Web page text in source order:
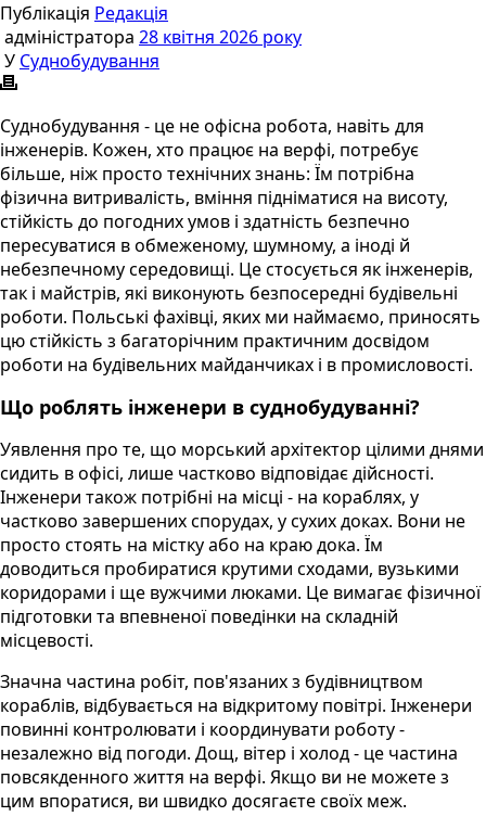
Публікація Редакція
адміністратора 28 квітня 2026 року
У Суднобудування
Суднобудування - це не офісна робота, навіть для
інженерів. Кожен, хто працює на верфі, потребує
більше, ніж просто технічних знань: Їм потрібна
фізична витривалість, вміння підніматися на висоту,
стійкість до погодних умов і здатність безпечно
пересуватися в обмеженому, шумному, а іноді й
небезпечному середовищі. Це стосується як інженерів,
так і майстрів, які виконують безпосередні будівельні
роботи. Польські фахівці, яких ми наймаємо, приносять
цю стійкість з багаторічним практичним досвідом
роботи на будівельних майданчиках і в промисловості.
Що роблять інженери в суднобудуванні?
Уявлення про те, що морський архітектор цілими днями
сидить в офісі, лише частково відповідає дійсності.
Інженери також потрібні на місці - на кораблях, у
частково завершених спорудах, у сухих доках. Вони не
просто стоять на містку або на краю дока. Їм
доводиться пробиратися крутими сходами, вузькими
коридорами і ще вужчими люками. Це вимагає фізичної
підготовки та впевненої поведінки на складній
місцевості.
Значна частина робіт, пов'язаних з будівництвом
кораблів, відбувається на відкритому повітрі. Інженери
повинні контролювати і координувати роботу -
незалежно від погоди. Дощ, вітер і холод - це частина
повсякденного життя на верфі. Якщо ви не можете з
цим впоратися, ви швидко досягаєте своїх меж.